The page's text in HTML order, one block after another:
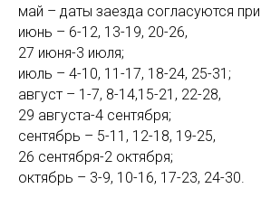
май – даты заезда согласуются
июнь – 6-12, 13-19, 20-26,
27 июня-3 июля;
июль – 4-10, 11-17, 18-24, 25-31;
август – 1-7, 8-14,15-21, 22-28,
29 августа-4 сентября;
сентябрь – 5-11, 12-18, 19-25,
26 сентября-2 октября;
октябрь – 3-9, 10-16, 17-23, 24-30.